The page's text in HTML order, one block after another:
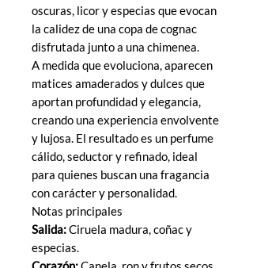
oscuras, licor y especias que evocan
la calidez de una copa de cognac
disfrutada junto a una chimenea.
A medida que evoluciona, aparecen
matices amaderados y dulces que
aportan profundidad y elegancia,
creando una experiencia envolvente
y lujosa. El resultado es un perfume
cálido, seductor y refinado, ideal
para quienes buscan una fragancia
con carácter y personalidad.
Notas principales
Salida:Ciruela madura, coñac y
especias.